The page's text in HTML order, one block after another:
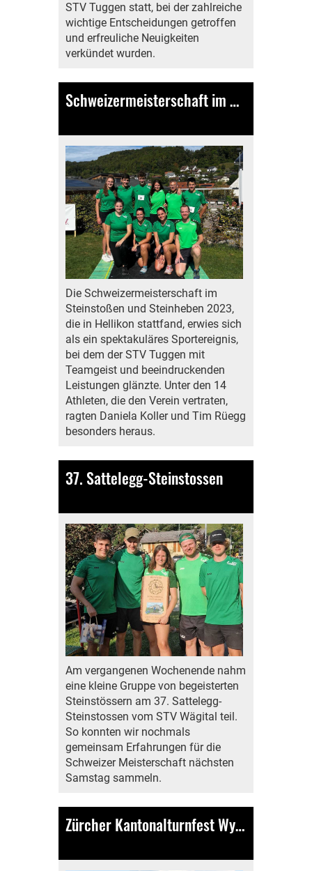
STV Tuggen statt, bei der zahlreiche
wichtige Entscheidungen getroffen
und erfreuliche Neuigkeiten
verkündet wurden.
Schweizermeisterschaft im Steinstoßen und Steinheben
Die Schweizermeisterschaft im
Steinstoßen und Steinheben 2023,
die in Hellikon stattfand, erwies sich
als ein spektakuläres Sportereignis,
bei dem der STV Tuggen mit
Teamgeist und beeindruckenden
Leistungen glänzte. Unter den 14
Athleten, die den Verein vertraten,
ragten Daniela Koller und Tim Rüegg
besonders heraus.
37. Sattelegg-Steinstossen
Am vergangenen Wochenende nahm
eine kleine Gruppe von begeisterten
Steinstössern am 37. Sattelegg-
Steinstossen vom STV Wägital teil.
So konnten wir nochmals
gemeinsam Erfahrungen für die
Schweizer Meisterschaft nächsten
Samstag sammeln.
Zürcher Kantonalturnfest Wyland